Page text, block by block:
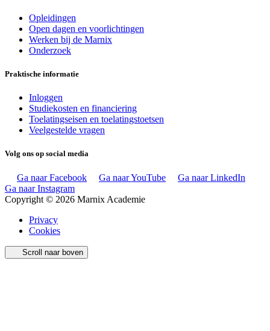
Opleidingen
Open dagen en voorlichtingen
Werken bij de Marnix
Onderzoek
Praktische informatie
Inloggen
Studiekosten en financiering
Toelatingseisen en toelatingstoetsen
Veelgestelde vragen
Volg ons op social media
Ga naar Facebook Ga naar YouTube
Ga naar LinkedIn
Ga naar Instagram
Copyright © 2026 Marnix Academie
Privacy
Cookies
Scroll naar boven